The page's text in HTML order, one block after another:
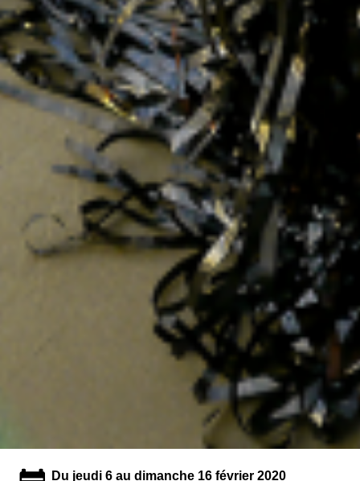
Du jeudi 6 au dimanche 16 février 2020